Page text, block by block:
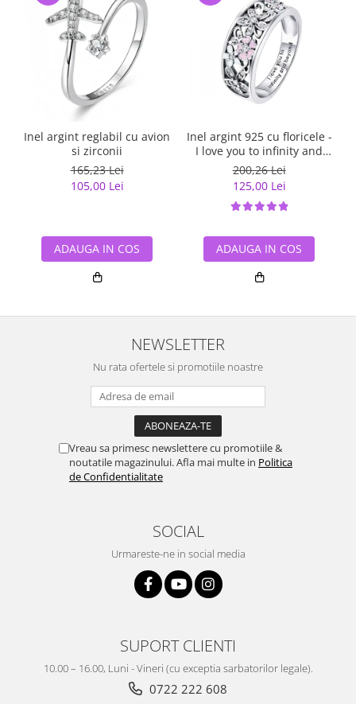
Inel argint reglabil cu avion
si zirconii
165,23 Lei
105,00 Lei
ADAUGA IN COS
Inel argint 925 cu floricele -
I love you to infinity and
beyond - Be Nature
IST0055
200,26 Lei
125,00 Lei
ADAUGA IN COS
NEWSLETTER
Nu rata ofertele si promotiile noastre
Vreau sa primesc newslettere cu promotiile &
noutatile magazinului. Afla mai multe in Politica
de Confidentialitate
SOCIAL
Urmareste-ne in social media
SUPORT CLIENTI
10.00 – 16.00, Luni - Vineri (cu exceptia sarbatorilor legale).
0722 222 608